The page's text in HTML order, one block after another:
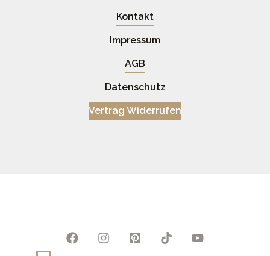
Kontakt
Impressum
AGB
Datenschutz
Vertrag Widerrufen